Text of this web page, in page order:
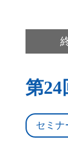
嬉しい第24
セミナ